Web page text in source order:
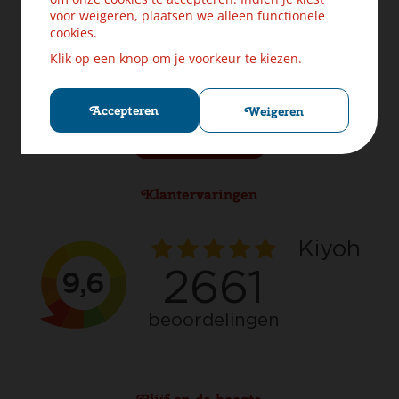
voor weigeren, plaatsen we alleen functionele
cookies.
Klik op een knop om je voorkeur te kiezen.
Accepteren Weigeren
Levering & Verzendinformatie
Ruilen & Retourneren
Klachten? Laat ons helpen!
Cookies
Klantervaringen